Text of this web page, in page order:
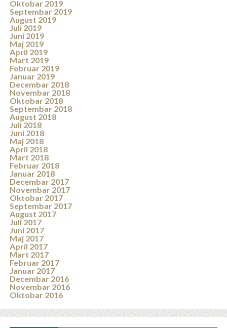
Oktobar 2019
Septembar 2019
August 2019
Juli 2019
Juni 2019
Maj 2019
April 2019
Mart 2019
Februar 2019
Januar 2019
Decembar 2018
Novembar 2018
Oktobar 2018
Septembar 2018
August 2018
Juli 2018
Juni 2018
Maj 2018
April 2018
Mart 2018
Februar 2018
Januar 2018
Decembar 2017
Novembar 2017
Oktobar 2017
Septembar 2017
August 2017
Juli 2017
Juni 2017
Maj 2017
April 2017
Mart 2017
Februar 2017
Januar 2017
Decembar 2016
Novembar 2016
Oktobar 2016